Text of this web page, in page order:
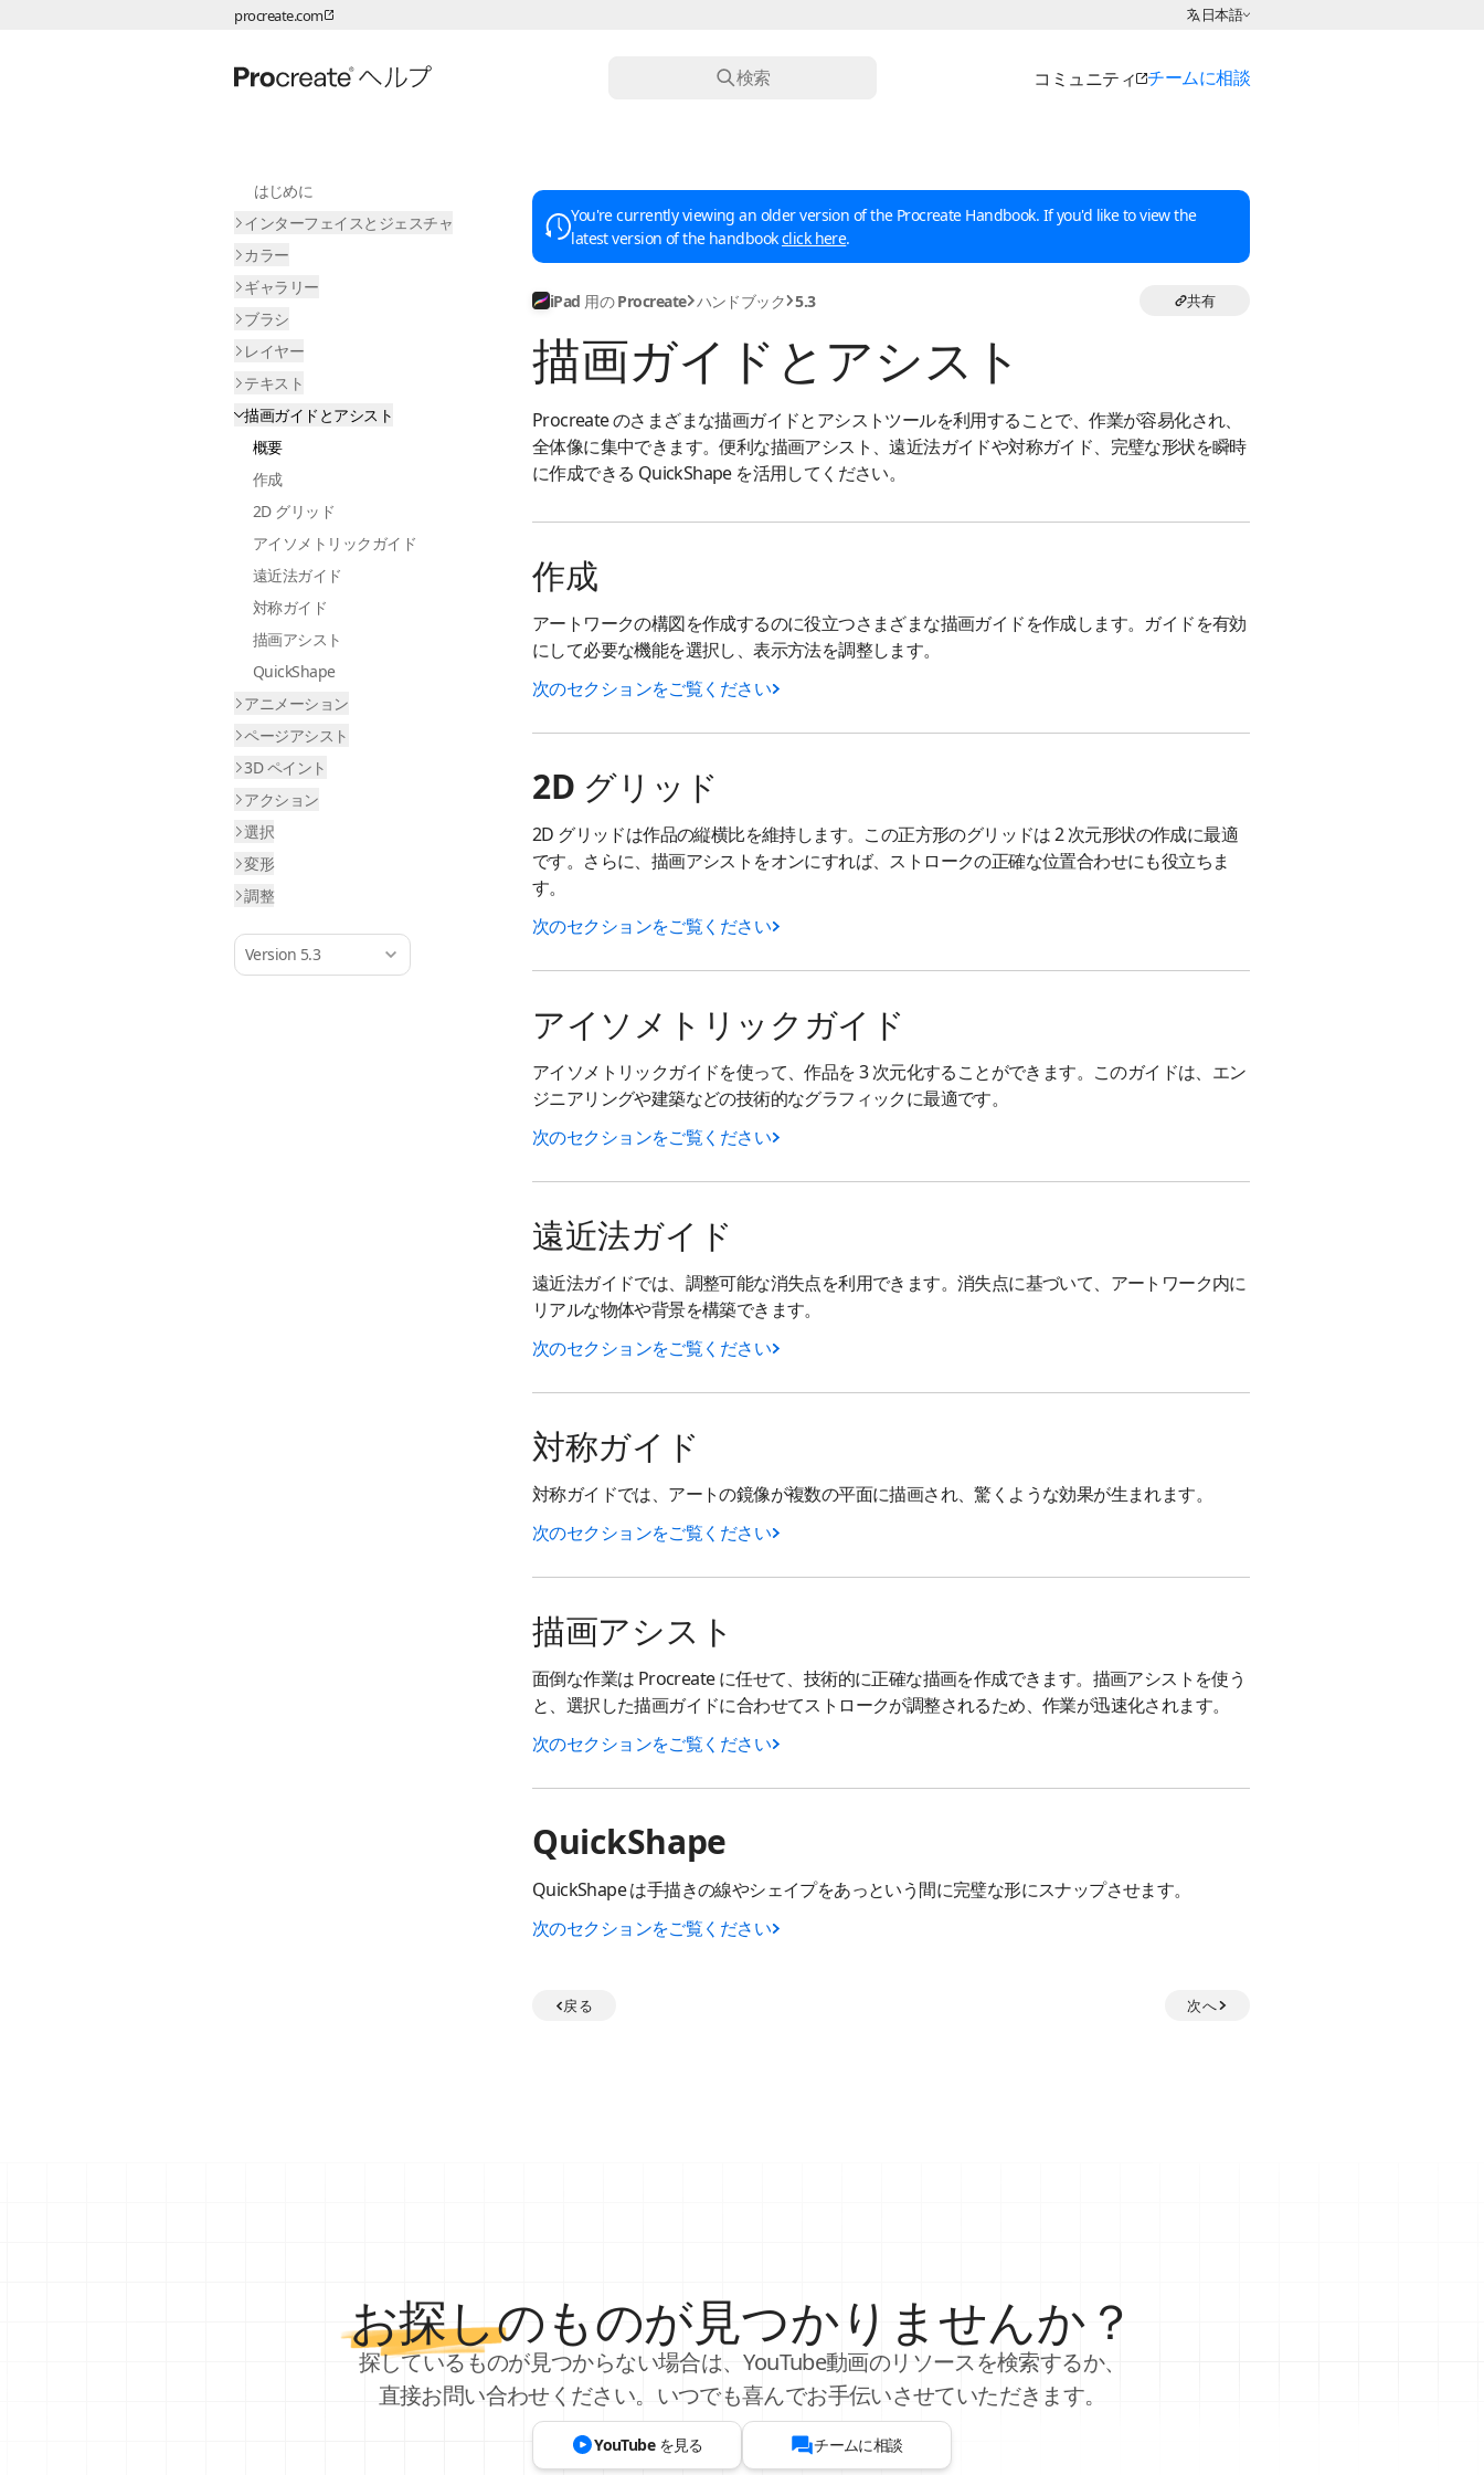
procreate.com 日本語
言語の選択:
検索 コミュニティ チームに相談
はじめに
インターフェイスとジェスチャ
カラー
ギャラリー
ブラシ
レイヤー
テキスト
描画ガイドとアシスト
概要
作成
2D グリッド
アイソメトリックガイド
遠近法ガイド
対称ガイド
描画アシスト
QuickShape
アニメーション
ページアシスト
3D ペイント
アクション
選択
変形
調整
You're currently viewing an older version of the Procreate Handbook. If you'd like to view the
latest version of the handbookclick here.
iPad 用の Procreate ハンドブック 5.3 共有
描画ガイドとアシスト
Procreate のさまざまな描画ガイドとアシストツールを利用することで、作業が容易化され、
全体像に集中できます。便利な描画アシスト、遠近法ガイドや対称ガイド、完璧な形状を瞬時
に作成できる QuickShape を活用してください。
作成
アートワークの構図を作成するのに役立つさまざまな描画ガイドを作成します。ガイドを有効
にして必要な機能を選択し、表示方法を調整します。
次のセクションをご覧ください
2D グリッド
2D グリッドは作品の縦横比を維持します。この正方形のグリッドは 2 次元形状の作成に最適
です。さらに、描画アシストをオンにすれば、ストロークの正確な位置合わせにも役立ちま
す。
次のセクションをご覧ください
アイソメトリックガイド
アイソメトリックガイドを使って、作品を 3 次元化することができます。このガイドは、エン
ジニアリングや建築などの技術的なグラフィックに最適です。
次のセクションをご覧ください
遠近法ガイド
遠近法ガイドでは、調整可能な消失点を利用できます。消失点に基づいて、アートワーク内に
リアルな物体や背景を構築できます。
次のセクションをご覧ください
対称ガイド
対称ガイドでは、アートの鏡像が複数の平面に描画され、驚くような効果が生まれます。
次のセクションをご覧ください
描画アシスト
面倒な作業は Procreate に任せて、技術的に正確な描画を作成できます。描画アシストを使う
と、選択した描画ガイドに合わせてストロークが調整されるため、作業が迅速化されます。
次のセクションをご覧ください
QuickShape
QuickShape は手描きの線やシェイプをあっという間に完璧な形にスナップさせます。
次のセクションをご覧ください
戻る 次へ
お探しのものが見つかりませんか？
探しているものが見つからない場合は、YouTube動画のリソースを検索するか、
直接お問い合わせください。いつでも喜んでお手伝いさせていただきます。
YouTube を見る チームに相談